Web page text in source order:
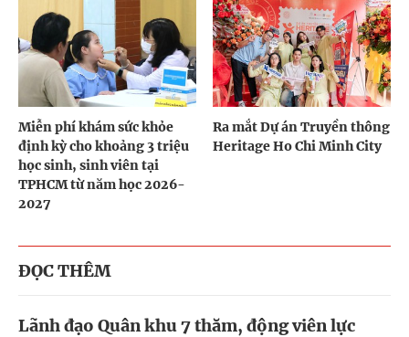
Miễn phí khám sức khỏe
định kỳ cho khoảng 3 triệu
học sinh, sinh viên tại
TPHCM từ năm học 2026-
2027
Ra mắt Dự án Truyền thông
Heritage Ho Chi Minh City
ĐỌC THÊM
Lãnh đạo Quân khu 7 thăm, động viên lực